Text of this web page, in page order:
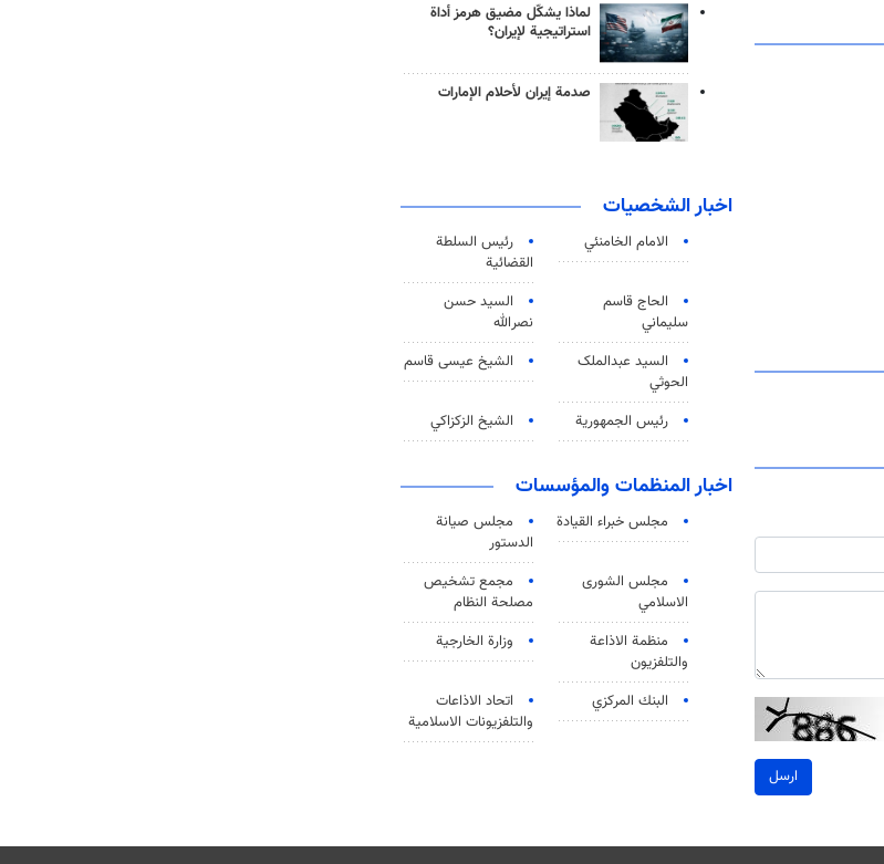
ارسل
لماذا يشكّل مضيق هرمز أداة
استراتيجية لإيران؟
صدمة إيران لأحلام الإمارات
اخبار الشخصيات
الامام الخامنئي
رئیس السلطة
القضائیة
الحاج قاسم
سليماني
السيد حسن
نصرالله
السید عبدالملک
الحوثي
الشيخ عيسى قاسم
رئيس الجمهورية الشيخ الزكزاكي
اخبار المنظمات والمؤسسات
مجلس خبراء القيادة
مجلس صيانة
الدستور
مجلس الشورى
الاسلامي
مجمع تشخيص
مصلحة النظام
منظمة الاذاعة
والتلفزیون
وزارة الخارجية
البنك المركزي
اتحاد الاذاعات
والتلفزيونات الاسلامية